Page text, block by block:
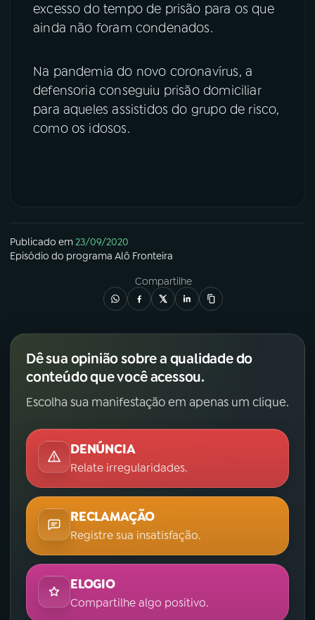
excesso do tempo de prisão para os que
ainda não foram condenados.
Na pandemia do novo coronavírus, a
defensoria conseguiu prisão domiciliar
para aqueles assistidos do grupo de risco,
como os idosos.
Publicado em23/09/2020
Episódio do programa Alô Fronteira
Compartilhe
Dê sua opinião sobre a qualidade do
conteúdo que você acessou.
Escolha sua manifestação em apenas um clique.
DENÚNCIA
Relate irregularidades.
RECLAMAÇÃO
Registre sua insatisfação.
ELOGIO
Compartilhe algo positivo.